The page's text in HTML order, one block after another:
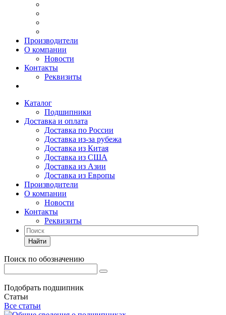
Производители
О компании
Новости
Контакты
Реквизиты
Каталог
Подшипники
Доставка и оплата
Доставка по России
Доставка из-за рубежа
Доставка из Китая
Доставка из США
Доставка из Азии
Доставка из Европы
Производители
О компании
Новости
Контакты
Реквизиты
Найти
Поиск по обозначению
Подобрать подшипник
Статьи
Все статьи